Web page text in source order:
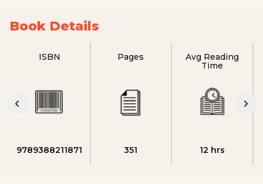
Book Details
ISBN
9789388211871
Pages
351
Avg Reading
Time
12 hrs